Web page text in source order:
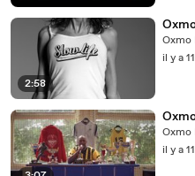
2:58
Oxmo
il y a
Oxmo
il y a